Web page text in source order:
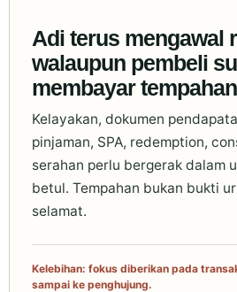
Adi terus mengawal
walaupun pembeli
membayar
Kelayakan, dokumen
pinjaman, SPA, redemption,
serahan perlu bergerak dalam
betul. Tempahan bukan bukti
selamat.
Kelebihan: fokus diberikan pada
sampai ke penghujung.